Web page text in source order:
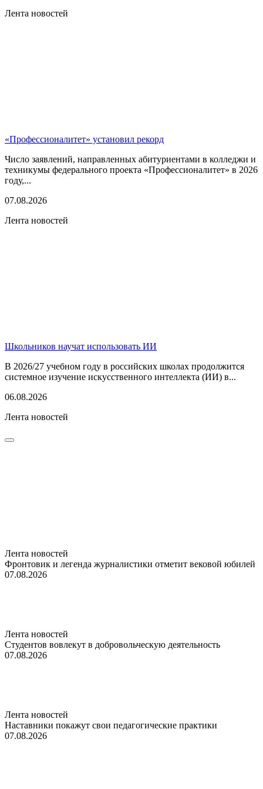
Лента новостей
«Профессионалитет» установил рекорд
Число заявлений, направленных абитуриентами в колледжи и
техникумы федерального проекта «Профессионалитет» в 2026
году,...
07.08.2026
Лента новостей
Школьников научат использовать ИИ
В 2026/27 учебном году в российских школах продолжится
системное изучение искусственного интеллекта (ИИ) в...
06.08.2026
Лента новостей
Лента новостей
Фронтовик и легенда журналистики отметит вековой юбилей
07.08.2026
Лента новостей
Студентов вовлекут в добровольческую деятельность
07.08.2026
Лента новостей
Наставники покажут свои педагогические практики
07.08.2026